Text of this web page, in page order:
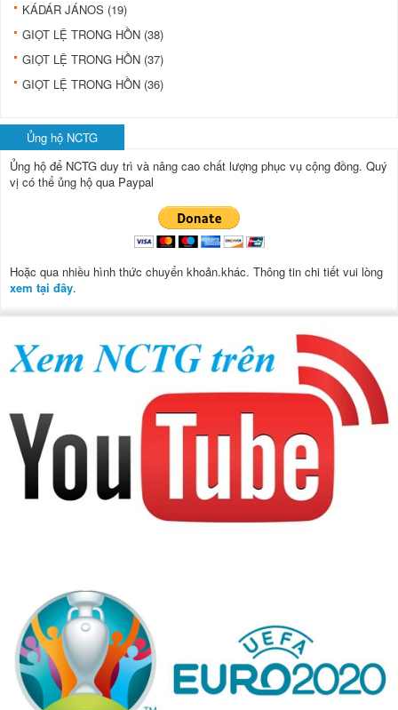
KÁDÁR JÁNOS (19)
GIỌT LỆ TRONG HỒN (38)
GIỌT LỆ TRONG HỒN (37)
GIỌT LỆ TRONG HỒN (36)
Ủng hộ NCTG
Ủng hộ để NCTG duy trì và nâng cao chất lượng phục vụ cộng đồng. Quý
vị có thể ủng hộ qua Paypal
Hoặc qua nhiều hình thức chuyển khoản.khác. Thông tin chi tiết vui lòng
xem tại đây.